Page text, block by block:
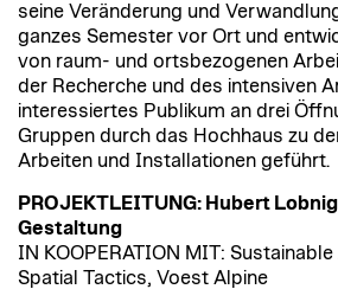
seine Veränderung und
ganzes Semester vor Ort und
von raum- und ortsbezogenen
der Recherche und des intensiven
interessiertes Publikum an drei
Gruppen durch das Hochhaus zu
Arbeiten und Installationen geführt.
PROJEKTLEITUNG: Hubert
Gestaltung
IN KOOPERATION MIT:
Spatial Tactics, Voest Alpine